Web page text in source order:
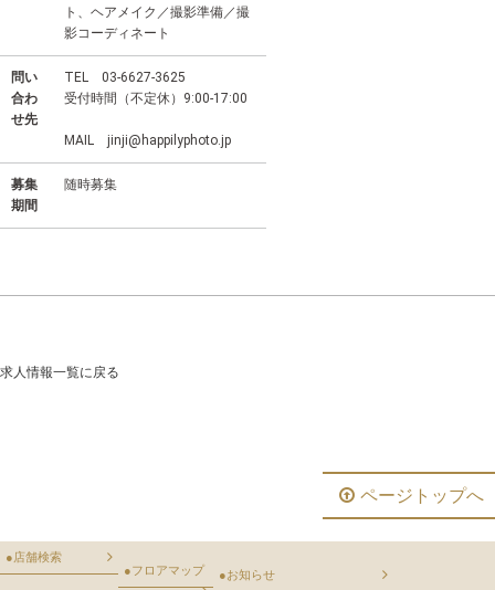
ト、ヘアメイク／撮影準備／撮
影コーディネート
問い
合わ
せ先
TEL 03-6627-3625
受付時間（不定休）9:00-17:00
MAIL jinji@happilyphoto.jp
募集
期間
随時募集
求人情報一覧に戻る
ページトップへ
●店舗検索
●フロアマップ ●お知らせ